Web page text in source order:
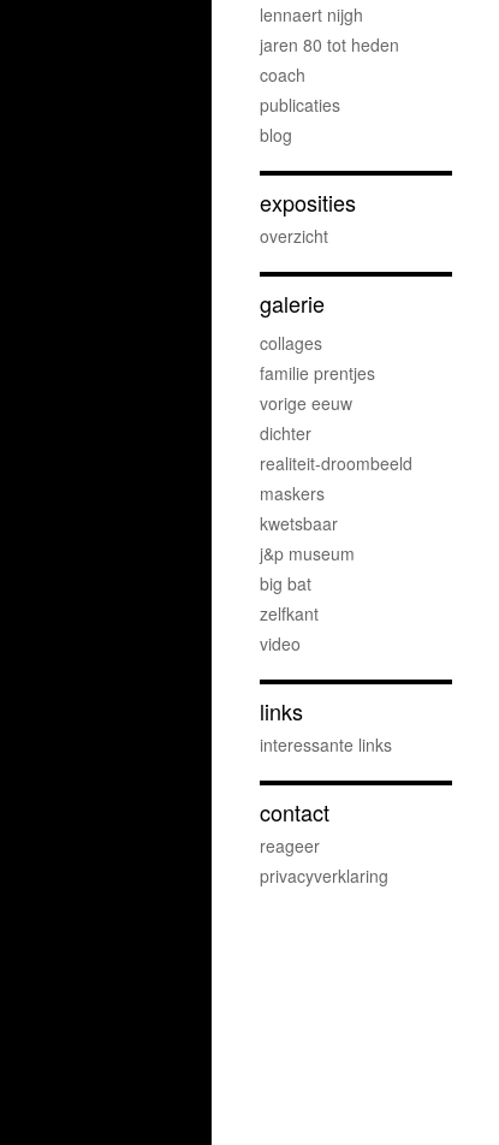
lennaert nijgh
jaren 80 tot heden
coach
publicaties
blog
exposities
overzicht
galerie
collages
familie prentjes
vorige eeuw
dichter
realiteit-droombeeld
maskers
kwetsbaar
j&p museum
big bat
zelfkant
video
links
interessante links
contact
reageer
privacyverklaring